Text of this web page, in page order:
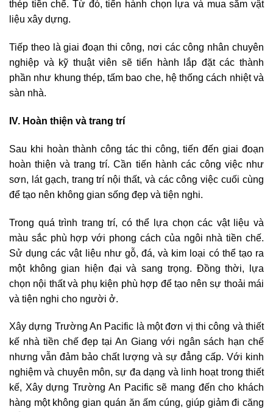
thép tiền chế. Từ đó, tiến hành chọn lựa và mua sắm vật
liệu xây dựng.
Tiếp theo là giai đoạn thi công, nơi các công nhân chuyên
nghiệp và kỹ thuật viên sẽ tiến hành lắp đặt các thành
phần như khung thép, tấm bao che, hệ thống cách nhiệt và
sàn nhà.
IV. Hoàn thiện và trang trí
Sau khi hoàn thành công tác thi công, tiến đến giai đoạn
hoàn thiện và trang trí. Cần tiến hành các công việc như
sơn, lát gạch, trang trí nội thất, và các công việc cuối cùng
để tạo nên không gian sống đẹp và tiện nghi.
Trong quá trình trang trí, có thể lựa chọn các vật liệu và
màu sắc phù hợp với phong cách của ngôi nhà tiền chế.
Sử dụng các vật liệu như gỗ, đá, và kim loại có thể tạo ra
một không gian hiện đại và sang trọng. Đồng thời, lựa
chọn nội thất và phụ kiện phù hợp để tạo nên sự thoải mái
và tiện nghi cho người ở.
Xây dựng Trường An Pacific là một đơn vị thi công và thiết
kế nhà tiền chế đẹp tại An Giang với ngân sách hạn chế
nhưng vẫn đảm bảo chất lượng và sự đẳng cấp. Với kinh
nghiệm và chuyên môn, sự đa dạng và linh hoạt trong thiết
kế, Xây dựng Trường An Pacific sẽ mang đến cho khách
hàng một không gian quán ăn ấm cúng, giúp giảm đi căng